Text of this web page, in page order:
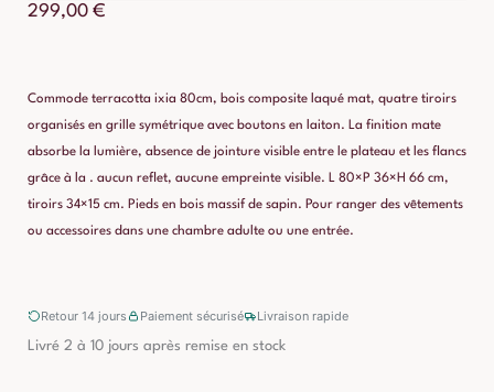
299,00 €
Commode terracotta ixia 80cm, bois composite laqué mat, quatre tiroirs
organisés en grille symétrique avec boutons en laiton. La finition mate
absorbe la lumière, absence de jointure visible entre le plateau et les flancs
grâce à la . aucun reflet, aucune empreinte visible. L 80×P 36×H 66 cm,
tiroirs 34×15 cm. Pieds en bois massif de sapin. Pour ranger des vêtements
ou accessoires dans une chambre adulte ou une entrée.
Retour 14 jours Paiement sécurisé Livraison rapide
Livré 2 à 10 jours après remise en stock